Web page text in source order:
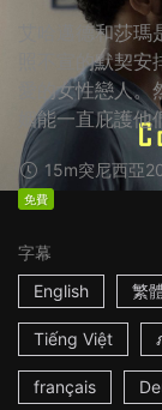
艾哈邁德和莎
照不宣的默契
愛的女性戀人
姻能一直庇護
15m突尼西亞
免費
字幕
English
繁
Tiếng Việt
français